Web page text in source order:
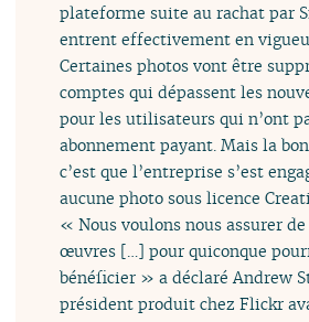
plateforme suite au rachat par
entrent effectivement en
Certaines photos vont être
comptes qui dépassent les
pour les utilisateurs qui n’ont
abonnement payant. Mais la
c’est que l’entreprise s’est
aucune photo sous licence
« Nous voulons nous assurer
œuvres […] pour quiconque
bénéficier » a déclaré Andrew
président produit chez Flickr